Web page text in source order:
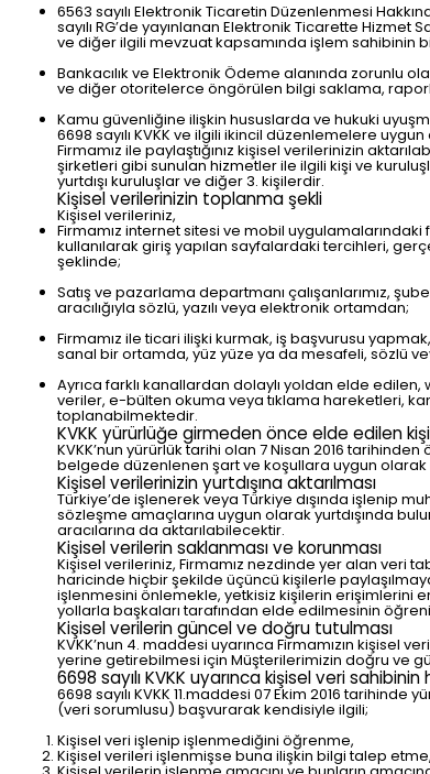
6563 sayılı Elektronik Ticaretin Düzenlenmesi
sayılı RG’de yayınlanan Elektronik Ticarette Hizmet
ve diğer ilgili mevzuat kapsamında işlem sahibinin
Bankacılık ve Elektronik Ödeme alanında zorunlu
ve diğer otoritelerce öngörülen bilgi saklama,
Kamu güvenliğine ilişkin hususlarda ve hukuki
6698 sayılı KVKK ve ilgili ikincil düzenlemelere
Firmamız ile paylaştığınız kişisel verilerinizin
şirketleri gibi sunulan hizmetler ile ilgili kişi ve
yurtdışı kuruluşlar ve diğer 3. kişilerdir.
Kişisel verilerinizin toplanma şekli
Kişisel verileriniz,
Firmamız internet sitesi ve mobil uygulamalarındaki
kullanılarak giriş yapılan sayfalardaki tercihleri,
şeklinde;
Satış ve pazarlama departmanı çalışanlarımız,
aracılığıyla sözlü, yazılı veya elektronik ortamdan;
Firmamız ile ticari ilişki kurmak, iş başvurusu
sanal bir ortamda, yüz yüze ya da mesafeli, sözlü
Ayrıca farklı kanallardan dolaylı yoldan elde
veriler, e-bülten okuma veya tıklama hareketleri,
toplanabilmektedir.
KVKK yürürlüğe girmeden önce elde edilen
KVKK’nun yürürlük tarihi olan 7 Nisan 2016
belgede düzenlenen şart ve koşullara uygun
Kişisel verilerinizin yurtdışına aktarılması
Türkiye’de işlenerek veya Türkiye dışında işlenip
sözleşme amaçlarına uygun olarak yurtdışında
aracılarına da aktarılabilecektir.
Kişisel verilerin saklanması ve korunması
Kişisel verileriniz, Firmamız nezdinde yer alan veri
haricinde hiçbir şekilde üçüncü kişilerle
işlenmesini önlemekle, yetkisiz kişilerin erişimlerini
yollarla başkaları tarafından elde edilmesinin
Kişisel verilerin güncel ve doğru tutulması
KVKK’nun 4. maddesi uyarınca Firmamızın
yerine getirebilmesi için Müşterilerimizin doğru ve
6698 sayılı KVKK uyarınca kişisel veri sahibinin
6698 sayılı KVKK 11.maddesi 07 Ekim 2016
(veri sorumlusu) başvurarak kendisiyle ilgili;
Kişisel veri işlenip işlenmediğini öğrenme,
Kişisel verileri işlenmişse buna ilişkin bilgi talep etme,